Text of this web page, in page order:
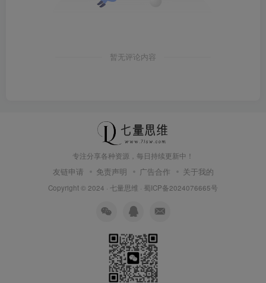
暂无评论内容
专注分享各种资源，每日持续更新中！
友链申请 免责声明 广告合作 关于我的
Copyright © 2024 · 七量思维 · 蜀ICP备2024076665号